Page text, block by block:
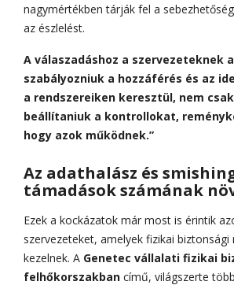
nagymértékben tárják fel a
az észlelést.
A válaszadáshoz a szervezeteknek
szabályozniuk a hozzáférés és az
a rendszereiken keresztül, nem
beállítaniuk a kontrollokat,
hogy azok működnek.”
Az adathalász és
támadások számának
Ezek a kockázatok már most is érintik
szervezeteket, amelyek fizikai biztonsági
kezelnek. A Genetec vállalati fizikai
felhőkorszakban című, világszerte